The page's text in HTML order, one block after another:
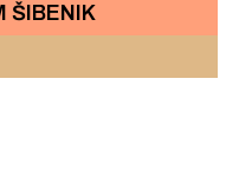
ŠIBENIK